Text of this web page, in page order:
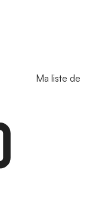
Ma liste de